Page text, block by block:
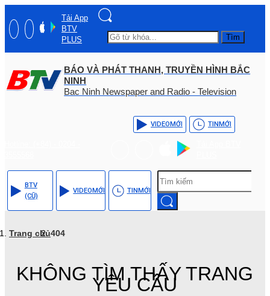
Tải App
BTV
PLUS
Tìm
BÁO VÀ PHÁT THANH, TRUYỀN HÌNH BẮC
NINH
Bac Ninh Newspaper and Radio - Television
VIDEOMỚI TINMỚI
BTV
(CŨ)
VIDEOMỚI TINMỚI
Trang chủ404
KHÔNG TÌM THẤY TRANG
YÊU CẦU